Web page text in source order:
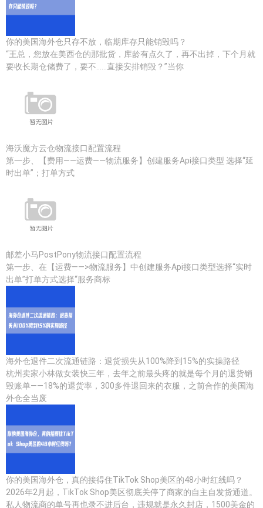
你的美国海外仓只存不放，临期库存只能销毁吗？
“王总，您放在美西仓的那批货，库龄有点久了，再不出掉，下个月就
要收长期仓储费了，要不……直接安排销毁？”当你
海沃魔方云仓物流接口配置流程
第一步、【费用——运费——物流服务】创建服务Api接口类型 选择“延
时出单”；打单方式
邮差小马PostPony物流接口配置流程
第一步、在【运费——>物流服务】中创建服务Api接口类型选择“实时
出单”打单方式选择“服务商标
海外仓退件二次流通链路：退货损失从100%降到15%的实操路径
杭州卖家小林做女装快三年，去年之前最头疼的就是每个月的退货销
毁账单——18%的退货率，300多件退回来的衣服，之前合作的美国海
外仓全当废
你的美国海外仓，真的接得住TikTok Shop美区的48小时红线吗？
2026年2月起，TikTok Shop美区彻底关停了商家的自主自发货通道。
私人物流商的单号再也录不进后台，违规就是永久封店，1500美金的